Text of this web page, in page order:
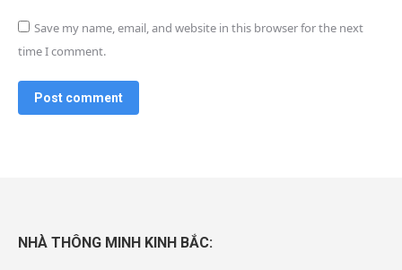
Save my name, email, and website in this browser for the next
time I comment.
Post comment
NHÀ THÔNG MINH KINH BẮC: